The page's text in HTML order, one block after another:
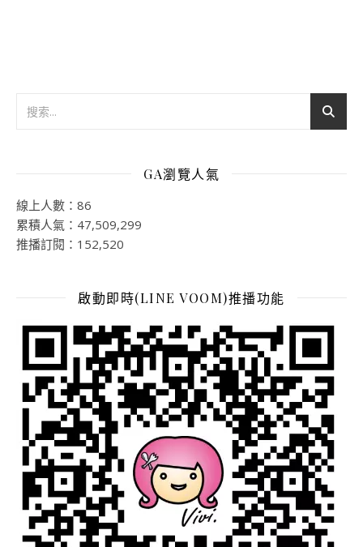
GA瀏覽人氣
線上人數：86
累積人氣：47,509,299
推播訂閱：152,520
啟動即時(LINE VOOM)推播功能